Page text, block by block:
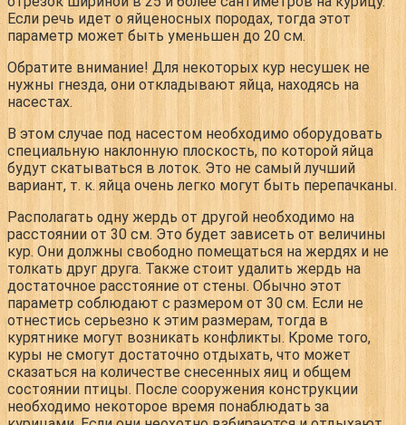
Если речь идет о яйценосных породах, тогда этот
параметр может быть уменьшен до 20 см.
Обратите внимание! Для некоторых кур несушек не
нужны гнезда, они откладывают яйца, находясь на
насестах.
В этом случае под насестом необходимо оборудовать
специальную наклонную плоскость, по которой яйца
будут скатываться в лоток. Это не самый лучший
вариант, т. к. яйца очень легко могут быть перепачканы.
Располагать одну жердь от другой необходимо на
расстоянии от 30 см. Это будет зависеть от величины
кур. Они должны свободно помещаться на жердях и не
толкать друг друга. Также стоит удалить жердь на
достаточное расстояние от стены. Обычно этот
параметр соблюдают с размером от 30 см. Если не
отнестись серьезно к этим размерам, тогда в
курятнике могут возникать конфликты. Кроме того,
куры не смогут достаточно отдыхать, что может
сказаться на количестве снесенных яиц и общем
состоянии птицы. После сооружения конструкции
необходимо некоторое время понаблюдать за